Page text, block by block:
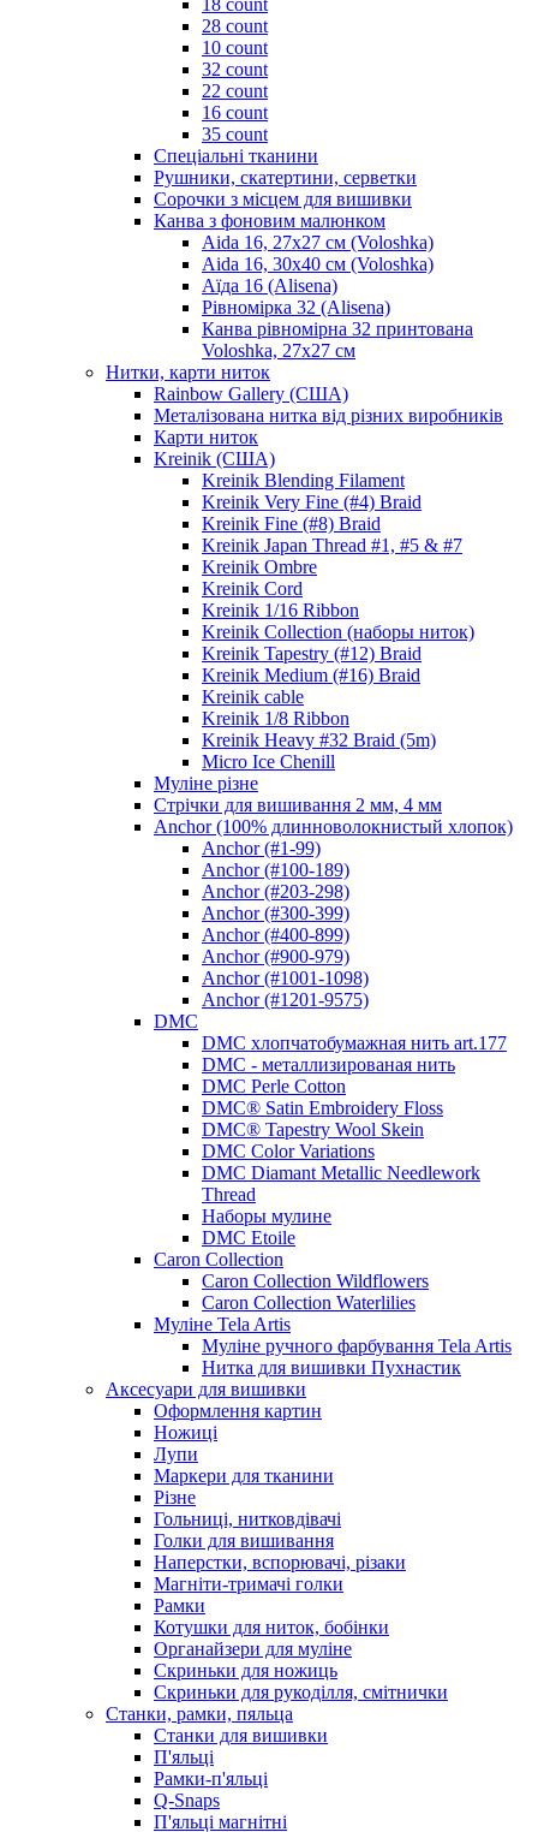
28 count
10 count
32 count
22 count
16 count
35 count
Спеціальні тканини
Рушники, скатертини, серветки
Сорочки з місцем для вишивки
Канва з фоновим малюнком
Aida 16, 27х27 см (Voloshka)
Aida 16, 30х40 см (Voloshka)
Аїда 16 (Alisena)
Рівномірка 32 (Alisena)
Канва рівномірна 32 принтована
Voloshka, 27х27 см
Нитки, карти ниток
Rainbow Gallery (США)
Металізована нитка від різних виробників
Карти ниток
Kreinik (США)
Kreinik Blending Filament
Kreinik Very Fine (#4) Braid
Kreinik Fine (#8) Braid
Kreinik Japan Thread #1, #5 & #7
Kreinik Ombre
Kreinik Cord
Kreinik 1/16 Ribbon
Kreinik Collection (наборы ниток)
Kreinik Tapestry (#12) Braid
Kreinik Medium (#16) Braid
Kreinik cable
Kreinik 1/8 Ribbon
Kreinik Heavy #32 Braid (5m)
Micro Ice Chenill
Муліне різне
Стрічки для вишивання 2 мм, 4 мм
Anchor (100% длинноволокнистый хлопок)
Anchor (#1-99)
Anchor (#100-189)
Anchor (#203-298)
Anchor (#300-399)
Anchor (#400-899)
Anchor (#900-979)
Anchor (#1001-1098)
Anchor (#1201-9575)
DMC
DMC хлопчатобумажная нить art.177
DMC - металлизированая нить
DMC Perle Cotton
DMC® Satin Embroidery Floss
DMC® Tapestry Wool Skein
DMC Color Variations
DMC Diamant Metallic Needlework
Thread
Наборы мулине
DMC Etoile
Caron Collection
Caron Collection Wildflowers
Caron Collection Waterlilies
Муліне Tela Artis
Муліне ручного фарбування Tela Artis
Нитка для вишивки Пухнастик
Аксесуари для вишивки
Оформлення картин
Ножиці
Лупи
Маркери для тканини
Різне
Гольниці, нитковдівачі
Голки для вишивання
Наперстки, вспорювачі, різаки
Магніти-тримачі голки
Рамки
Котушки для ниток, бобінки
Органайзери для муліне
Скриньки для ножиць
Скриньки для рукоділля, смітнички
Станки, рамки, пяльца
Станки для вишивки
П'яльці
Рамки-п'яльці
Q-Snaps
П'яльці магнітні